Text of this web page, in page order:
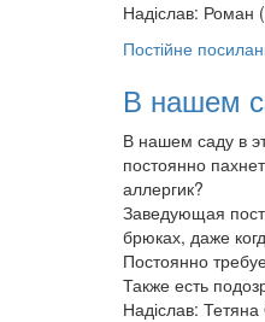
Надіслав: Роман
Постійне
В нашем
В нашем саду в
постоянно
аллергик?
Заведующая
брюках, даже
Постоянно
Также есть
Надіслав: Тетяна